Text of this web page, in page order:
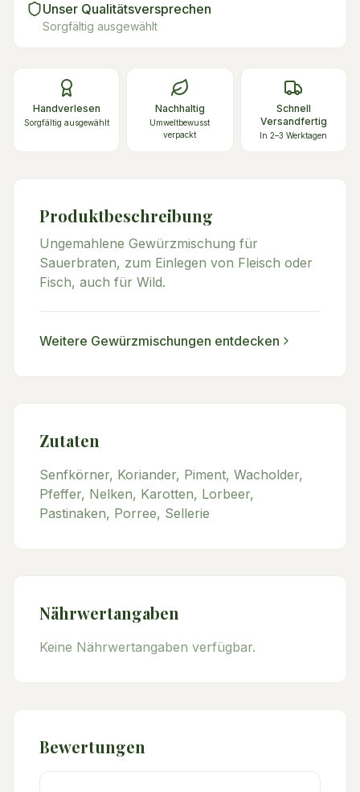
Unser Qualitätsversprechen
Sorgfältig ausgewählt
Handverlesen
Sorgfältig ausgewählt
Nachhaltig
Umweltbewusst
verpackt
Schnell
Versandfertig
In 2–3 Werktagen
Produktbeschreibung
Ungemahlene Gewürzmischung für
Sauerbraten, zum Einlegen von Fleisch oder
Fisch, auch für Wild.
Weitere Gewürzmischungen entdecken
Zutaten
Senfkörner, Koriander, Piment, Wacholder,
Pfeffer, Nelken, Karotten, Lorbeer,
Pastinaken, Porree, Sellerie
Nährwertangaben
Keine Nährwertangaben verfügbar.
Bewertungen